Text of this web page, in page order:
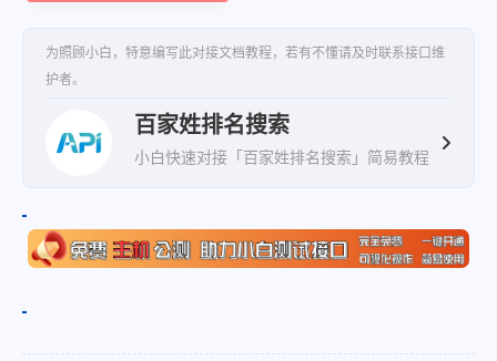
为照顾小白，特意编写此对接文档教程，若有不懂请及时联系接口维
护者。
百家姓排名搜索
小白快速对接「百家姓排名搜索」简易教程